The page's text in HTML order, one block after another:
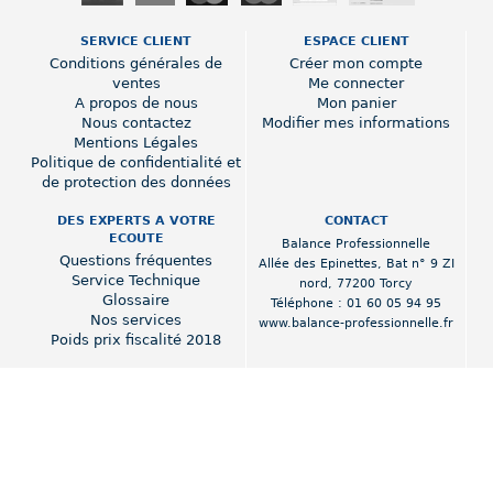
SERVICE CLIENT
Conditions générales de
ventes
A propos de nous
Nous contactez
Mentions Légales
Politique de confidentialité et
de protection des données
ESPACE CLIENT
Créer mon compte
Me connecter
Mon panier
Modifier mes informations
DES EXPERTS A VOTRE
ECOUTE
Questions fréquentes
Service Technique
Glossaire
Nos services
Poids prix fiscalité 2018
CONTACT
Balance Professionnelle
Allée des Epinettes, Bat n° 9 ZI
nord , 77200 Torcy
Téléphone : 01 60 05 94 95
www.balance-professionnelle.fr